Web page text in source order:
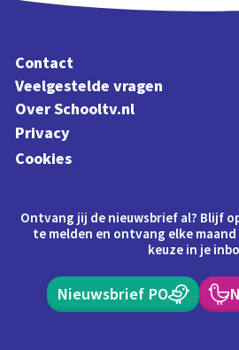
Contact
Veelgestelde vragen
Over Schooltv.nl
Privacy
Cookies
Ontvang jij de nieuwsbrief al? Blijf
te melden en ontvang elke
keuze in je
Nieuwsbrief PO